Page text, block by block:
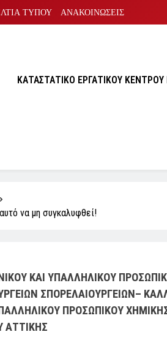
ΤΥΠΟΥ ΑΝΑΚΟΙΝΩΣΕΙΣ
ΚΑΤΑΣΤΑΤΙΚΟ ΕΡΓΑΤΙΚΟΥ ΚΕΝΤΡΟΥ
να μη συγκαλυφθεί!
ΚΑΙ ΥΠΑΛΛΗΛΙΚΟΥ
ΣΠΟΡΕΛΑΙΟΥΡΓΕΙΩΝ–
ΠΡΟΣΩΠΙΚΟΥ